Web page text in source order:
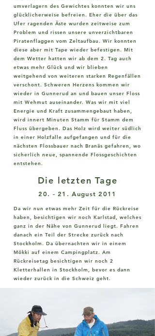
umverlagern des Gewichtes konnten wir uns
glücklicherweise befreien. Eher die über das
Ufer ragenden Äste wurden zeitweise zum
Problem und rissen unsere unverzichtbaren
Piratenflaggen vom Zeltaufbau. Wir konnten
diese aber mit Tape wieder befestigen. Mit
dem Wetter hatten wir ab dem 2. Tag auch
etwas mehr Glück und wir blieben
weitgehend von weiteren starken Regenfällen
verschont. Schweren Herzens kommen wir
wieder in Gunnerud an und bauen unser Floss
mit Wehmut auseinander. Was wir mit viel
Energie und Kraft zusammengebaut haben,
wird innert Minuten Stamm für Stamm dem
Fluss übergeben. Das Holz wird weiter südlich
in einer Holzfalle aufgefangen und für die
nächsten Flossbauer nach Branäs gefahren, wo
sicherlich neue, spannende Flossgeschichten
entstehen.
Die letzten Tage
20. - 21. August 2011
Da wir nun etwas mehr Zeit für die Rückreise
haben, besichtigen wir noch Karlstad, welches
ganz in der Nähe von Gunnerud liegt. Fahren
danach ein Teil der Strecke zurück nach
Stockholm. Da übernachten wir in einem
Mökki auf einem Campingplatz. Am
Rückreisetag besichtigen wir noch 2
Kletterhallen in Stockholm, bevor es dann
wieder zurück in die Schweiz geht.